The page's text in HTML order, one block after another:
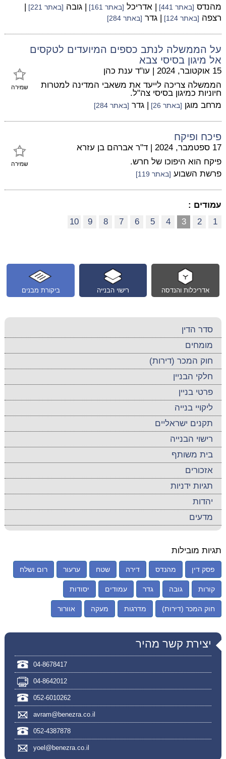
מהנדס [באתר 441] | אדריכל [באתר 161] | גובה [באתר 221]
|
רצפה [באתר 124] | גדר [באתר 284]
על הממשלה לנתב כספים המיועדים לטקסים
אל מיגון בסיסי צבא
שמירה
15 אוקטובר, 2024 | עו"ד ענת כהן
הממשלה צריכה לייעד את משאבי המדינה למטרות
חיוניות כמיגון בסיסי צה"ל.
מרחב מוגן [באתר 26] | גדר [באתר 284]
פיכח ופיקח
שמירה
17 ספטמבר, 2024 | ד"ר אברהם בן עזרא
פיקח הוא היפוכו של חרש.
פרשת השבוע [באתר 119]
עמודים :
1
2
3
4
5
6
7
8
9
10
ביקורת מבנים רישוי הבנייה אדריכלות והנדסה
סדר הדין
מומחים
חוק המכר (דירות)
חלקי הבניין
פרטי בניין
ליקויי בנייה
תקנים ישראליים
רישוי הבנייה
בית משותף
אזכורים
תגיות ידניות
יהדות
מדעים
תגיות מובילות
פסק דין מהנדס דירה שטח ערעור רום ושלח
קורות גובה גדר עמודים יסודות
חוק המכר (דירות) מדרגות מעקה אוורור
יצירת קשר מהיר
04-8678417
04-8642012
052-6010262
avram@benezra.co.il
052-4387878
yoel@benezra.co.il